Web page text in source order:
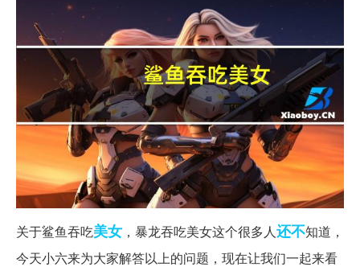
关于鲨鱼吞吃美女 ，暴龙吞吃美女这个很多人还不知道，
今天小六来为大家解答以上的问题，现在让我们一起来看